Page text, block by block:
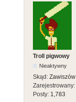
Troll pigwowy
Nieaktywny
Skąd: Zawiszów
Zarejestrowany:
Posty: 1,783